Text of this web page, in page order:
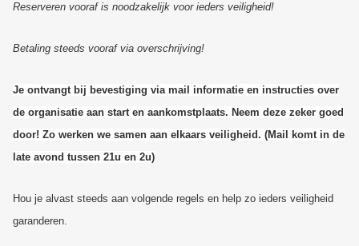
Reserveren vooraf is noodzakelijk voor ieders veiligheid!
Betaling steeds vooraf via overschrijving!
Je ontvangt bij bevestiging via mail informatie en instructies over
de organisatie aan start en aankomstplaats. Neem deze zeker goed
door! Zo werken we samen aan elkaars veiligheid. (Mail komt in de
late avond tussen 21u en 2u)
Hou je alvast steeds aan volgende regels en help zo ieders veiligheid
garanderen.